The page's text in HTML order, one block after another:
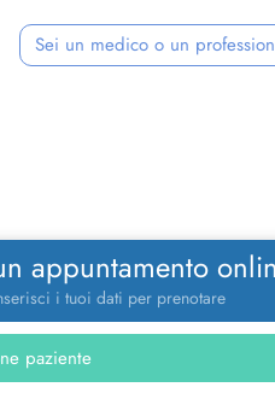
Sei un medico o un
appuntamento
i tuoi dati per prenotare